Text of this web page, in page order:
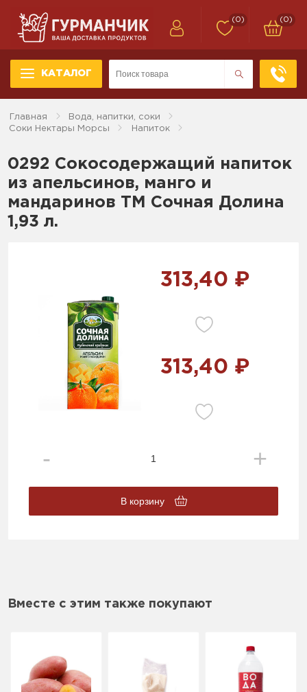
КАТАЛОГ
(0) (0)
Главная
Вода, напитки, соки
Соки Нектары Морсы
Напиток
0292 Сокосодержащий напиток
из апельсинов, манго и
мандаринов ТМ Сочная Долина
1,93 л.
313,40 ₽
313,40 ₽
В корзину
Вместе с этим также покупают